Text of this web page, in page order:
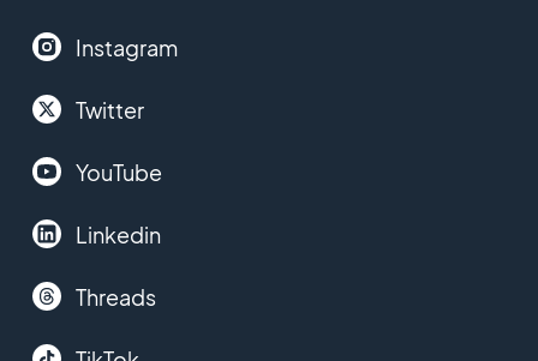
Instagram
Twitter
YouTube
Linkedin
Threads